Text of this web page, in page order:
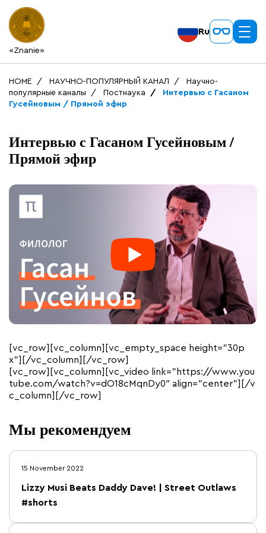
«Znanie»
Ru
HOME НАУЧНО-ПОПУЛЯРНЫЙ КАНАЛ
Научно-
популярные каналы
Постнаука
Интервью с Гасаном
Гусейновым / Прямой эфир
Интервью с Гасаном Гусейновым /
Прямой эфир
[vc_row][vc_column][vc_empty_space height=”30p
x”][/vc_column][/vc_row]
[vc_row][vc_column][vc_video link=”https://www.you
tube.com/watch?v=dO18cMqnDy0″ align=”center”][/v
c_column][/vc_row]
Мы рекомендуем
15 November 2022
Lizzy Musi Beats Daddy Dave! | Street Outlaws
#shorts